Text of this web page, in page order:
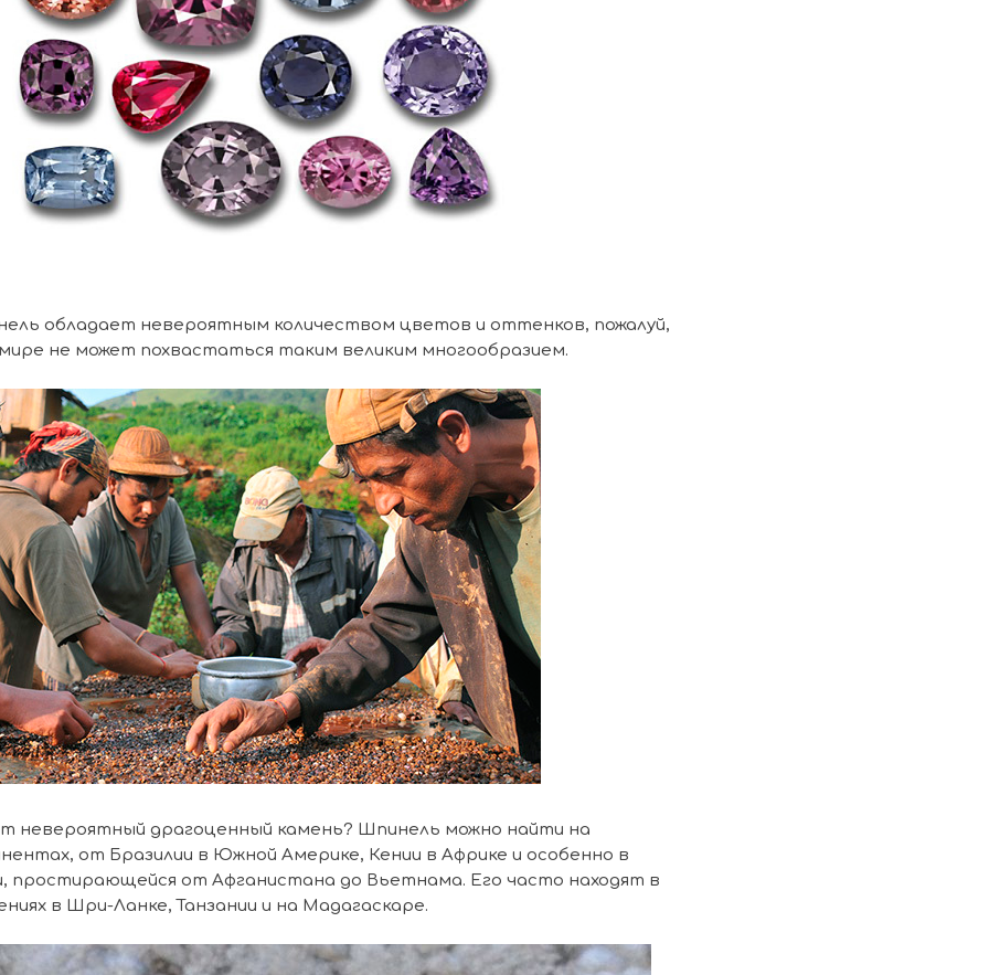
обладает невероятным количеством цветов и оттенков, пожалуй,
не может похвастаться таким великим многообразием.
невероятный драгоценный камень? Шпинель можно найти на
от Бразилии в Южной Америке, Кении в Африке и особенно в
простирающейся от Афганистана до Вьетнама. Его часто находят в
в Шри-Ланке, Танзании и на Мадагаскаре.